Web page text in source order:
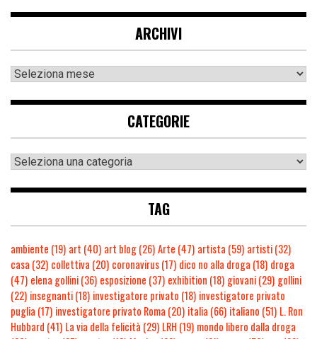
ARCHIVI
CATEGORIE
TAG
ambiente (19) art (40) art blog(26)Arte (47) artista (59) artisti(32)
casa (32) collettiva (20) coronavirus(17) dico no alla droga (18) droga
(47) elena gollini(36) esposizione (37) exhibition (18) giovani(29) gollini
(22) insegnanti(18) investigatore privato (18) investigatore privato
puglia (17) investigatore privato Roma (20) italia (66) italiano (51) L. Ron
Hubbard (41) La via della felicità (29) LRH (19) mondo libero dalla droga